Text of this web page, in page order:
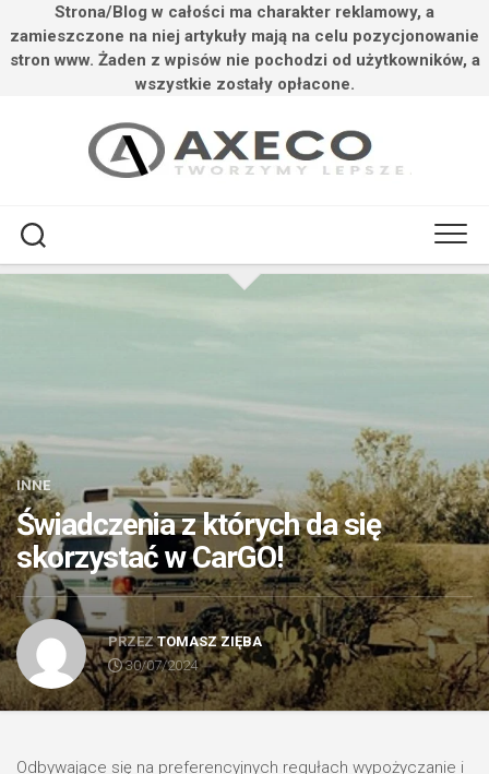
Strona/Blog w całości ma charakter reklamowy, a
zamieszczone na niej artykuły mają na celu pozycjonowanie
stron www. Żaden z wpisów nie pochodzi od użytkowników, a
wszystkie zostały opłacone.
INNE
Świadczenia z których da się
skorzystać w CarGO!
PRZEZTOMASZ ZIĘBA
30/07/2024
Odbywające się na preferencyjnych regułach wypożyczanie i